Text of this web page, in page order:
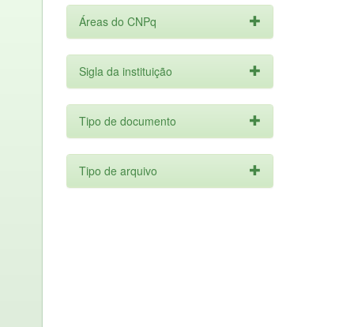
Áreas do CNPq
Sigla da instituição
Tipo de documento
Tipo de arquivo